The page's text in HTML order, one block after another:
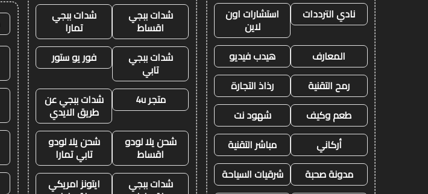
نادي الترددات
استشارات اون
لاين
المعارف
هيدب فيديو
رمح التقنية
رذاذ التجارة
طعم وكيف
شهود نت
أركاني
مباشر التقنية
مدونة صحبة
شرقيات السياحة
شدات ببجي
اقساط
شدات ببجي
تمارا
شدات ببجي
تابي
فور يو ستور
متجر 4u شدات ببجي عن
طريق الايدي
شحن يلا لودو
اقساط
شحن يلا لودو
تابي تمارا
شدات ببجي
ايتونز امريكي